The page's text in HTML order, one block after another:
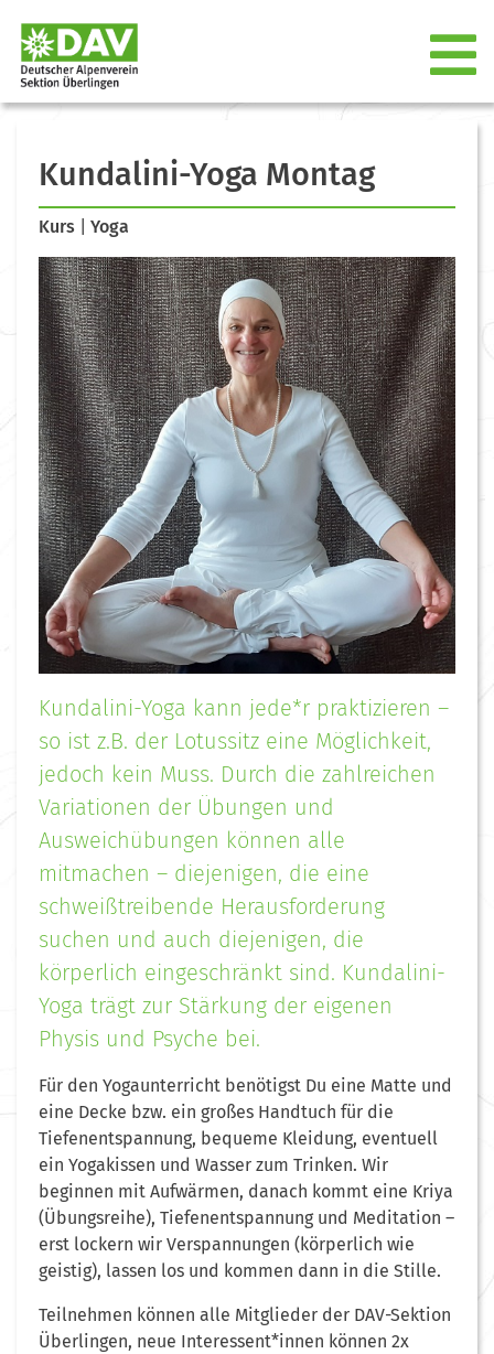
Kundalini-Yoga Montag
Kurs Yoga
Kundalini-Yoga kann jede*r praktizieren –
so ist z.B. der Lotussitz eine Möglichkeit,
jedoch kein Muss. Durch die zahlreichen
Variationen der Übungen und
Ausweichübungen können alle
mitmachen – diejenigen, die eine
schweißtreibende Herausforderung
suchen und auch diejenigen, die
körperlich eingeschränkt sind. Kundalini-
Yoga trägt zur Stärkung der eigenen
Physis und Psyche bei.
Für den Yogaunterricht benötigst Du eine Matte und
eine Decke bzw. ein großes Handtuch für die
Tiefenentspannung, bequeme Kleidung, eventuell
ein Yogakissen und Wasser zum Trinken. Wir
beginnen mit Aufwärmen, danach kommt eine Kriya
(Übungsreihe), Tiefenentspannung und Meditation –
erst lockern wir Verspannungen (körperlich wie
geistig), lassen los und kommen dann in die Stille.
Teilnehmen können alle Mitglieder der DAV-Sektion
Überlingen, neue Interessent*innen können 2x